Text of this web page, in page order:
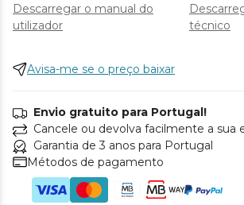
Descarregar o manual do
utilizador
técnico
Avisa-me se o preço baixar
Envio gratuito para Portugal!
Cancele ou devolva facilmente a sua
Garantia de 3 anos para Portugal
Métodos de pagamento